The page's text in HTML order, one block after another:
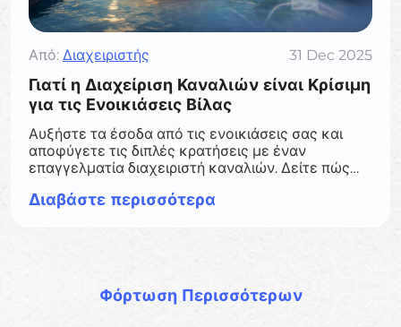
Από: Διαχειριστής 31 Dec 2025
Γιατί η Διαχείριση Καναλιών είναι Κρίσιμη
για τις Ενοικιάσεις Βίλας
Αυξήστε τα έσοδα από τις ενοικιάσεις σας και
αποφύγετε τις διπλές κρατήσεις με έναν
επαγγελματία διαχειριστή καναλιών. Δείτε πώς
διαδικασίες.
Διαβάστε περισσότερα